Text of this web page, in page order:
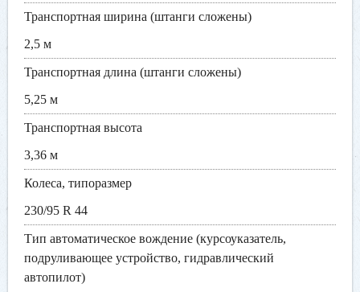
Транспортная ширина (штанги сложены)
2,5 м
Транспортная длина (штанги сложены)
5,25 м
Транспортная высота
3,36 м
Колеса, типоразмер
230/95 R 44
Тип автоматическое вождение (курсоуказатель,
подруливающее устройство, гидравлический
автопилот)